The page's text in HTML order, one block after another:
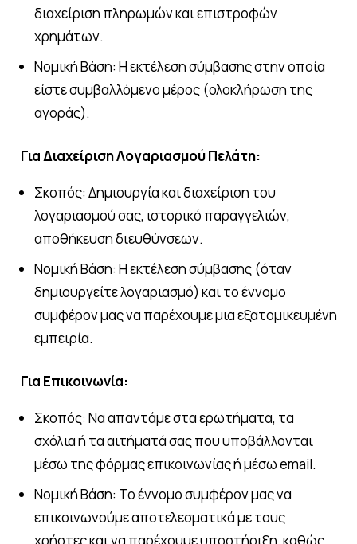
διαχείριση πληρωμών και επιστροφών
χρημάτων.
Νομική Βάση: Η εκτέλεση σύμβασης στην οποία
είστε συμβαλλόμενο μέρος (ολοκλήρωση της
αγοράς).
Για Διαχείριση Λογαριασμού Πελάτη:
Σκοπός: Δημιουργία και διαχείριση του
λογαριασμού σας, ιστορικό παραγγελιών,
αποθήκευση διευθύνσεων.
Νομική Βάση: Η εκτέλεση σύμβασης (όταν
δημιουργείτε λογαριασμό) και το έννομο
συμφέρον μας να παρέχουμε μια εξατομικευμένη
εμπειρία.
Για Επικοινωνία:
Σκοπός: Να απαντάμε στα ερωτήματα, τα
σχόλια ή τα αιτήματά σας που υποβάλλονται
μέσω της φόρμας επικοινωνίας ή μέσω email.
Νομική Βάση: Το έννομο συμφέρον μας να
επικοινωνούμε αποτελεσματικά με τους
χρήστες και να παρέχουμε υποστήριξη, καθώς